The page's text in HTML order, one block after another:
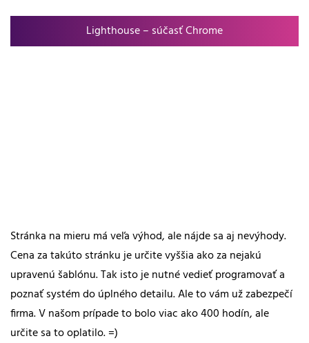
Lighthouse – súčasť Chrome
Stránka na mieru má veľa výhod, ale nájde sa aj nevýhody.
Cena za takúto stránku je určite vyššia ako za nejakú
upravenú šablónu. Tak isto je nutné vedieť programovať a
poznať systém do úplného detailu. Ale to vám už zabezpečí
firma. V našom prípade to bolo viac ako 400 hodín, ale
určite sa to oplatilo. =)